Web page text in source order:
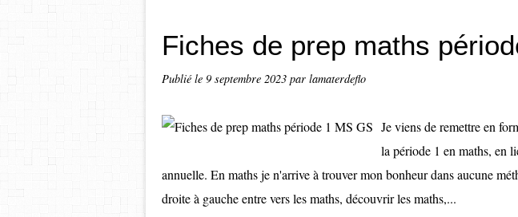
Fiches de prep maths
Publié le 9 septembre 2023 par lamaterdeflo
Je viens de remettre en
la période 1 en maths, en
annuelle. En maths je n'arrive à trouver mon bonheur dans aucune
droite à gauche entre vers les maths, découvrir les maths,...